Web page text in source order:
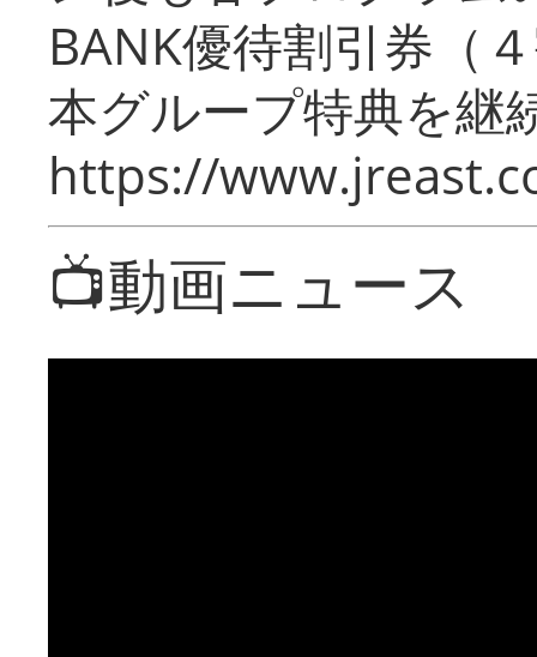
BANK優待割引券（
本グループ特典を継
https://
📺動画ニュース